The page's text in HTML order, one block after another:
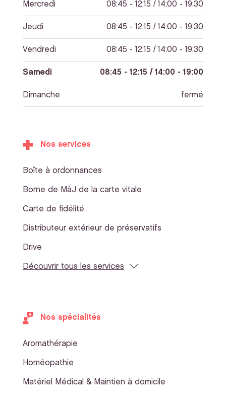
Mercredi 08:45 - 12:15 / 14:00 - 19:30
Jeudi 08:45 - 12:15 / 14:00 - 19:30
Vendredi 08:45 - 12:15 / 14:00 - 19:30
Samedi 08:45 - 12:15 / 14:00 - 19:00
Dimanche fermé
Nos services
Boîte à ordonnances
Borne de MàJ de la carte vitale
Carte de fidélité
Distributeur extérieur de préservatifs
Drive
Découvrir tous les services
Nos spécialités
Aromathérapie
Homéopathie
Matériel Médical & Maintien à domicile